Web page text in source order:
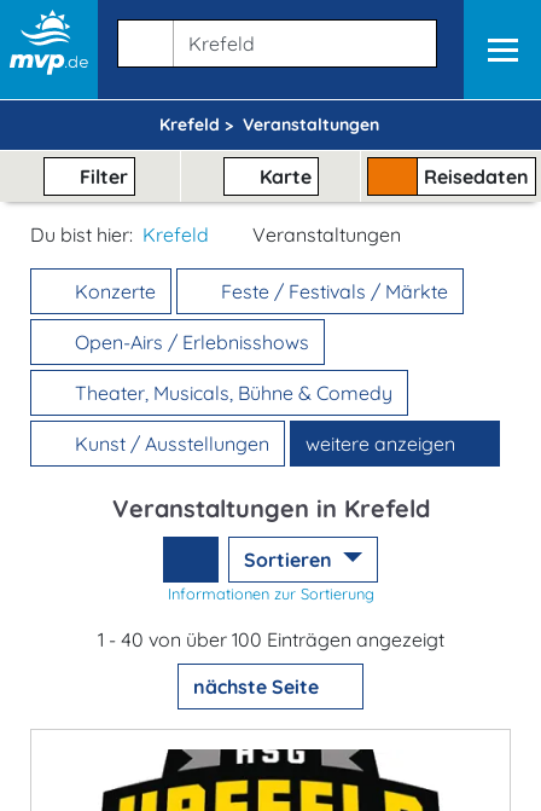
Krefeld > Veranstaltungen
Filter Karte Reisedaten
Du bist hier: Krefeld Veranstaltungen
Konzerte Feste / Festivals / Märkte
Open-Airs / Erlebnisshows
Theater, Musicals, Bühne & Comedy
Kunst / Ausstellungen weitere anzeigen
Veranstaltungen in Krefeld
Sortieren
Informationen zur Sortierung
1 - 40 von über 100 Einträgen angezeigt
nächste Seite